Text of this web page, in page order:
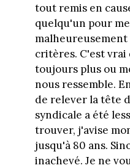
tout remis en
quelqu'un pour
malheureusement
critères. C'est
toujours plus ou
nous ressemble.
de relever la tête
syndicale a été
trouver, j'avise
jusqu'à 80 ans.
inachevé. Je ne